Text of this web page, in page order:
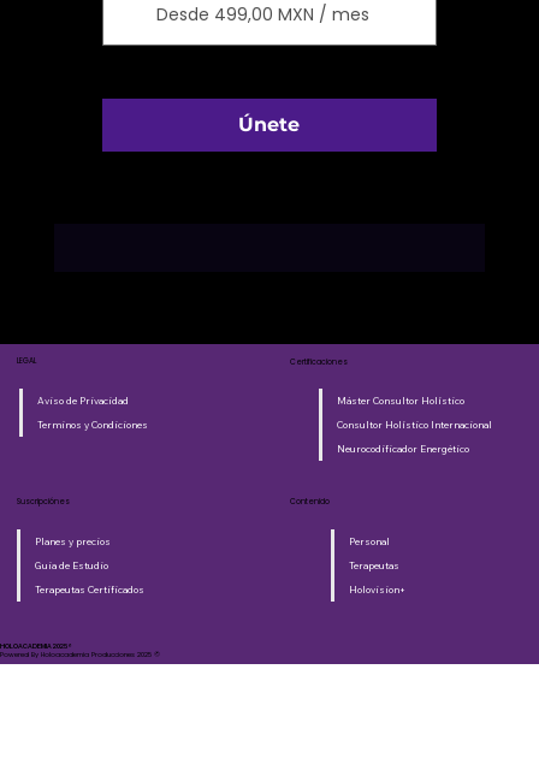
Desde 499,00 MXN / mes
Únete
Aviso de Privacidad
Terminos y Condiciones
LEGAL
Máster Consultor Holístico
Consultor Holístico Internacional
Neurocodificador Energético
Certificaciones
Contenido
Personal
Terapeutas
Holovision+
Planes y precios
Guia de Estudio
Terapeutas Certificados
Suscripciónes
HOLOACADEMIA 2025®​
Powered By Holoacademia Producciones 2025 ©